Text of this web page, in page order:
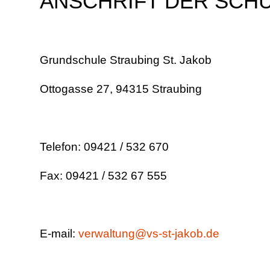
Grundschule Straubing St. Jakob
Ottogasse 27, 94315 Straubing
Telefon: 09421 / 532 670
Fax: 09421 / 532 67 555
E-mail: verwaltung@vs-st-jakob.de